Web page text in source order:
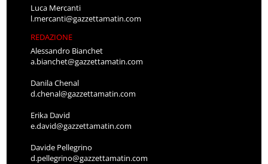
Luca Mercanti
l.mercanti@gazzettamatin.com
REDAZIONE
Alessandro Bianchet
a.bianchet@gazzettamatin.com
Danila Chenal
d.chenal@gazzettamatin.com
Erika David
e.david@gazzettamatin.com
Davide Pellegrino
d.pellegrino@gazzettamatin.com